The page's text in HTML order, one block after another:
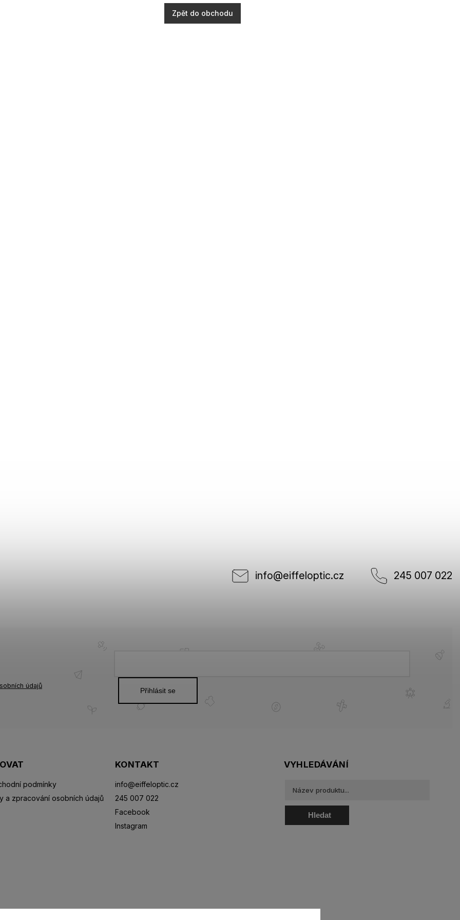
Zpět do obchodu
info@eiffeloptic.cz 245 007 022
podmínky
a zpracování osobních údajů
KONTAKT
info@eiffeloptic.cz
245 007 022
Facebook
Instagram
údajů
Přihlásit se
VYHLEDÁVÁNÍ
Hledat